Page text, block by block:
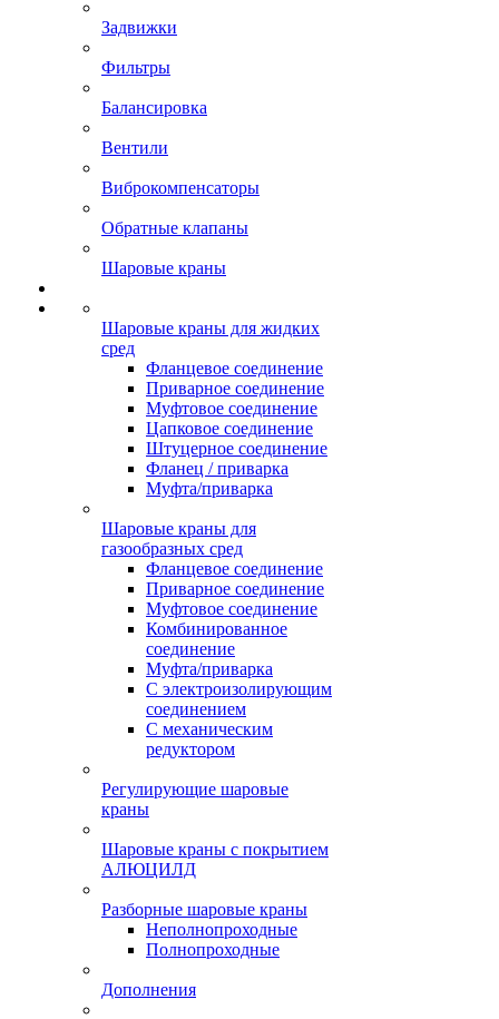
Задвижки
Фильтры
Балансировка
Вентили
Виброкомпенсаторы
Обратные клапаны
Шаровые краны
Шаровые краны для жидких
сред
Фланцевое соединение
Приварное соединение
Муфтовое соединение
Цапковое соединение
Штуцерное соединение
Фланец / приварка
Муфта/приварка
Шаровые краны для
газообразных сред
Фланцевое соединение
Приварное соединение
Муфтовое соединение
Комбинированное
соединение
Муфта/приварка
С электроизолирующим
соединением
С механическим
редуктором
Регулирующие шаровые
краны
Шаровые краны с покрытием
АЛЮЦИЛД
Разборные шаровые краны
Неполнопроходные
Полнопроходные
Дополнения